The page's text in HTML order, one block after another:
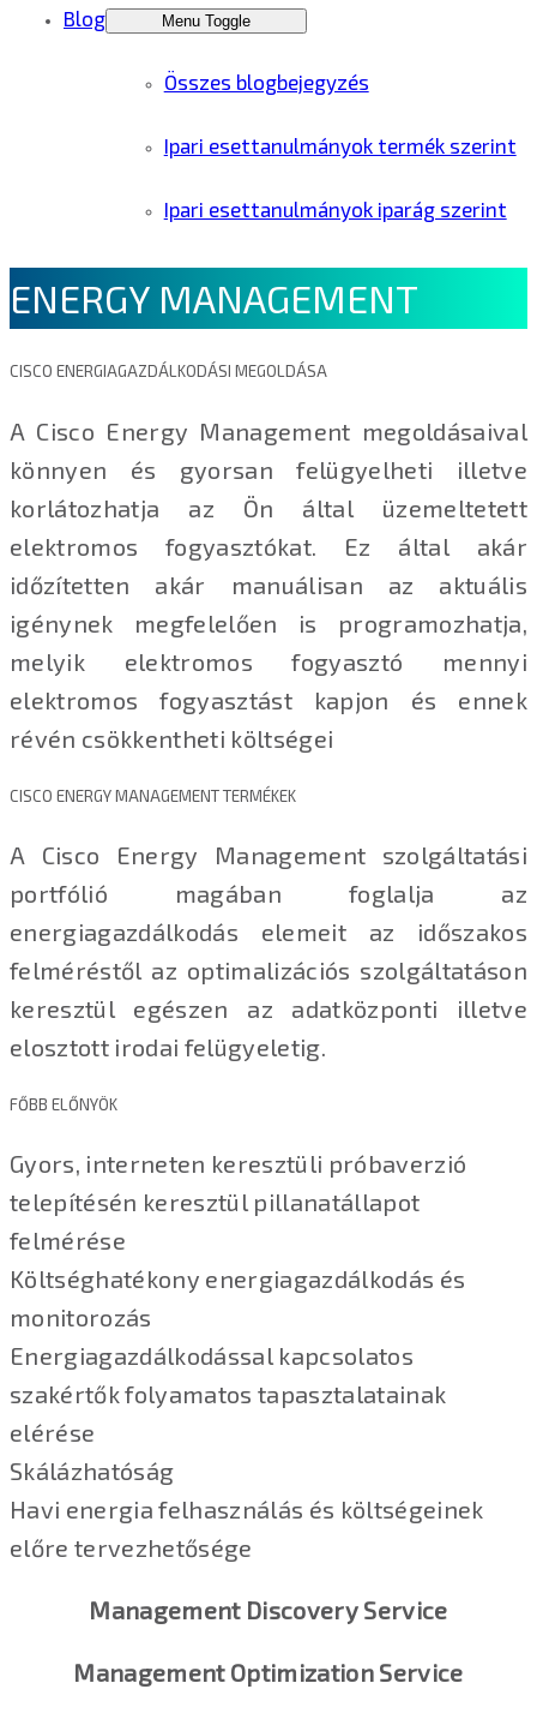
Blog Menu Toggle
Összes blogbejegyzés
Ipari esettanulmányok termék szerint
Ipari esettanulmányok iparág szerint
ENERGY MANAGEMENT
CISCO ENERGIAGAZDÁLKODÁSI MEGOLDÁSA
A Cisco Energy Management megoldásaival
könnyen és gyorsan felügyelheti illetve
korlátozhatja az Ön által üzemeltetett
elektromos fogyasztókat. Ez által akár
időzítetten akár manuálisan az aktuális
igénynek megfelelően is programozhatja,
melyik elektromos fogyasztó mennyi
elektromos fogyasztást kapjon és ennek
révén csökkentheti költségei
CISCO ENERGY MANAGEMENT TERMÉKEK
A Cisco Energy Management szolgáltatási
portfólió magában foglalja az
energiagazdálkodás elemeit az időszakos
felméréstől az optimalizációs szolgáltatáson
keresztül egészen az adatközponti illetve
elosztott irodai felügyeletig.
FŐBB ELŐNYÖK
Gyors, interneten keresztüli próbaverzió
telepítésén keresztül pillanatállapot
felmérése
Költséghatékony energiagazdálkodás és
monitorozás
Energiagazdálkodással kapcsolatos
szakértők folyamatos tapasztalatainak
elérése
Skálázhatóság
Havi energia felhasználás és költségeinek
előre tervezhetősége
Management Discovery Service
Management Optimization Service